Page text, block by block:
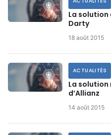
La
Darty
18 août 2015
ACTUALITÉS
La solution
d’Allianz
14 août 2015